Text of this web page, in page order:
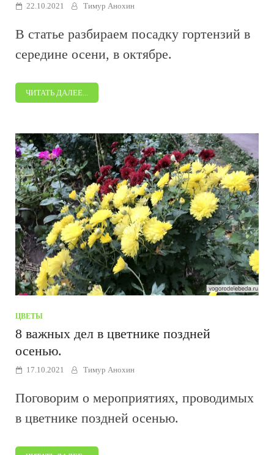
22.10.2021 Тимур Анохин
В статье разбираем посадку гортензий в
середине осени, в октябре.
ЧИТАТЬ ДАЛЕЕ...
ЦВЕТЫ
8 важных дел в цветнике поздней
осенью.
17.10.2021 Тимур Анохин
Поговорим о мероприятиях, проводимых
в цветнике поздней осенью.